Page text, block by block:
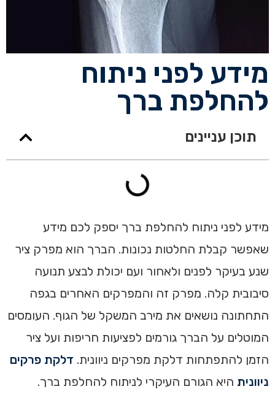
מידע לפני ניתוח
להחלפת ברך
תוכן עניינים
מידע לפני ניתוח להחלפת ברך יספק לכם מידע
שאפשר קבלת החלטות נכונות. הברך הוא מפרק ציר
שנע בעיקר לפנים ולאחור ועם יכולת לבצע תנועה
סיבובית קלה. מפרק זה והמפרקים האחרים בגפה
התחתונה נושאים את מירב המשקל של הגוף. העומסים
המוטלים על הברך גורמים לפציעות חריפות ועל ציר
הזמן להתפתחות דלקת מפרקים ניוונית. דלקת פרקים
ניוונית היא הגורם העיקרי לניתוח להחלפת ברך.